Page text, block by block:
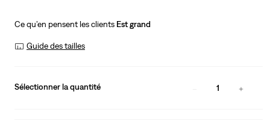
Ce qu’en pensent les clients Est grand
Guide des tailles
Sélectionner la quantité 1